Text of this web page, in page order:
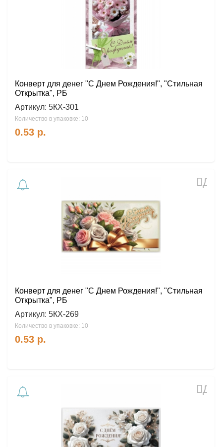
Конверт для денег "С Днем Рождения!", "Стильная
Открытка", РБ
Артикул: 5КХ-301
Количество в упаковке: 10
0.53 р.
Конверт для денег "С Днем Рождения!", "Стильная
Открытка", РБ
Артикул: 5КХ-269
Количество в упаковке: 10
0.53 р.